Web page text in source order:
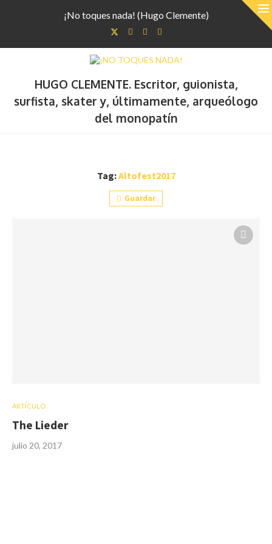
¡No toques nada! (Hugo Clemente)
HUGO CLEMENTE. Escritor, guionista,
surfista, skater y, últimamente, arqueólogo
del monopatín
Tag:Altofest2017
Guardar
ARTÍCULO
The Lieder
julio 20, 2017